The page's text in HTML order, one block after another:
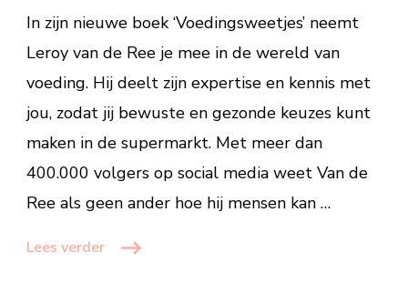
Wat
en
wat
niet?
In zijn nieuwe boek ‘Voedingsweetjes’ neemt
Leroy van de Ree je mee in de wereld van
voeding. Hij deelt zijn expertise en kennis met
jou, zodat jij bewuste en gezonde keuzes kunt
maken in de supermarkt. Met meer dan
400.000 volgers op social media weet Van de
Ree als geen ander hoe hij mensen kan …
Lees verder